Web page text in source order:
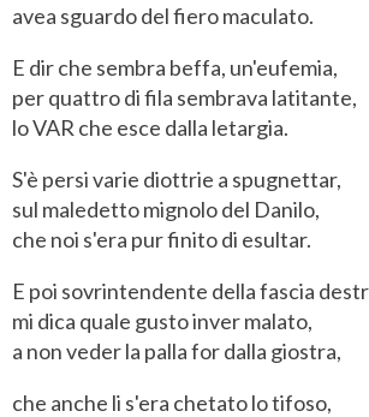
avea sguardo del fiero maculato.
E dir che sembra beffa, un'eufemia,
per quattro di fila sembrava latitante,
lo VAR che esce dalla letargia.
S'è persi varie diottrie a spugnettar,
sul maledetto mignolo del Danilo,
che noi s'era pur finito di esultar.
E poi sovrintendente della fascia
mi dica quale gusto inver malato,
a non veder la palla for dalla giostra,
che anche li s'era chetato lo tifoso,